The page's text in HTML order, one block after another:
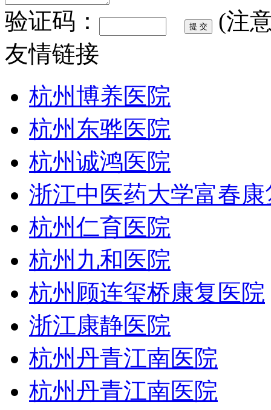
验证码：
(注
友情链接
杭州博养医院
杭州东骅医院
杭州诚鸿医院
浙江中医药大学富春
杭州仁育医院
杭州九和医院
杭州顾连玺桥康复医院
浙江康静医院
杭州丹青江南医院
杭州丹青江南医院